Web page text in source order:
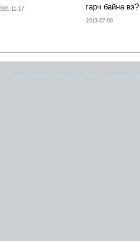
11-17
гарч байна вэ?
2013-07-09
Ямар нэгэн санал хүсэлт, шүүмж